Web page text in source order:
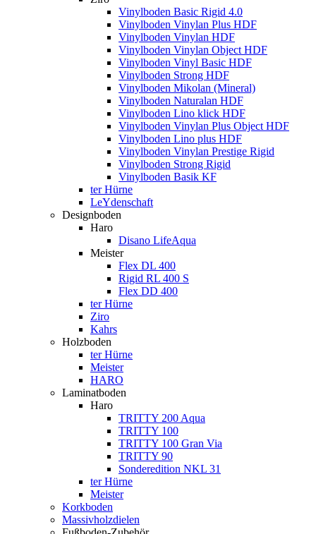
Vinylboden Basic Rigid 4.0
Vinylboden Vinylan Plus HDF
Vinylboden Vinylan HDF
Vinylboden Vinylan Object HDF
Vinylboden Vinyl Basic HDF
Vinylboden Strong HDF
Vinylboden Mikolan (Mineral)
Vinylboden Naturalan HDF
Vinylboden Lino klick HDF
Vinylboden Vinylan Plus Object HDF
Vinylboden Lino plus HDF
Vinylboden Vinylan Prestige Rigid
Vinylboden Strong Rigid
Vinylboden Basik KF
ter Hürne
LeYdenschaft
Designboden
Haro
Disano LifeAqua
Meister
Flex DL 400
Rigid RL 400 S
Flex DD 400
ter Hürne
Ziro
Kahrs
Holzboden
ter Hürne
Meister
HARO
Laminatboden
Haro
TRITTY 200 Aqua
TRITTY 100
TRITTY 100 Gran Via
TRITTY 90
Sonderedition NKL 31
ter Hürne
Meister
Korkboden
Massivholzdielen